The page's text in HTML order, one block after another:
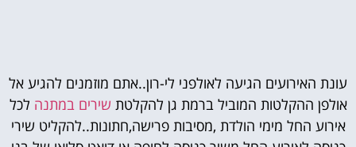
האירועים הגיעה לאולפני לי-רון..אתם מוזמנים להגיע אל
ההקלטות המוביל ברמת גן להקלטתשירים במתנהלכל
החל מימי הולדת ,מסיבות פרישה,חתונות..להקליט שירי